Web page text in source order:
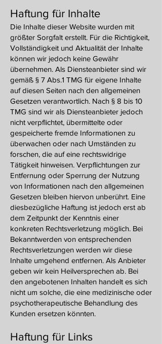
Haftung für Inhalte
Die Inhalte dieser Website wurden mit
größter Sorgfalt erstellt. Für die Richtigkeit,
Vollständigkeit und Aktualität der Inhalte
können wir jedoch keine Gewähr
übernehmen. Als Diensteanbieter sind wir
gemäß § 7 Abs.1 TMG für eigene Inhalte
auf diesen Seiten nach den allgemeinen
Gesetzen verantwortlich. Nach § 8 bis 10
TMG sind wir als Diensteanbieter jedoch
nicht verpflichtet, übermittelte oder
gespeicherte fremde Informationen zu
überwachen oder nach Umständen zu
forschen, die auf eine rechtswidrige
Tätigkeit hinweisen. Verpflichtungen zur
Entfernung oder Sperrung der Nutzung
von Informationen nach den allgemeinen
Gesetzen bleiben hiervon unberührt. Eine
diesbezügliche Haftung ist jedoch erst ab
dem Zeitpunkt der Kenntnis einer
konkreten Rechtsverletzung möglich. Bei
Bekanntwerden von entsprechenden
Rechtsverletzungen werden wir diese
Inhalte umgehend entfernen. Als Anbieter
geben wir kein Heilversprechen ab. Bei
den angebotenen Inhalten handelt es sich
nicht um solche, die eine medizinische oder
psychotherapeutische Behandlung des
Kunden ersetzen könnten.
Haftung für Links